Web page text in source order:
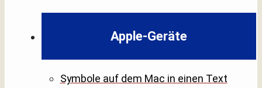
Apple-Geräte
Symbole auf dem Mac in einen Text